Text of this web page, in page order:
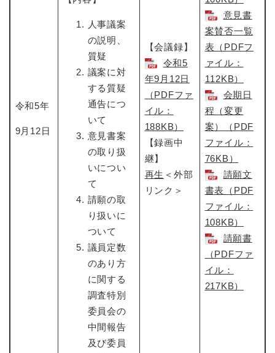
令和5年
9月12日
人事議案
の説明、
質疑
議案に対
する質疑
通告につ
いて
意見書案
の取り扱
いについ
て
請願の取
り扱いに
ついて
議員定数
のあり方
に関する
調査特別
委員会の
中間報告
及び委員
【会議録】
令和5
年9月12日​
（PDFファ
イル：
188KB）
【録画中
継】
再生 ＜外部
リンク＞
意見書
案賛否一覧
表（PDFフ
ァイル：
112KB）
会期日
程（変更
案）（PDF
ファイル：
76KB）
請願文
書表（PDF
ファイル：
108KB）
請願書
（PDFファ
イル：
217KB）